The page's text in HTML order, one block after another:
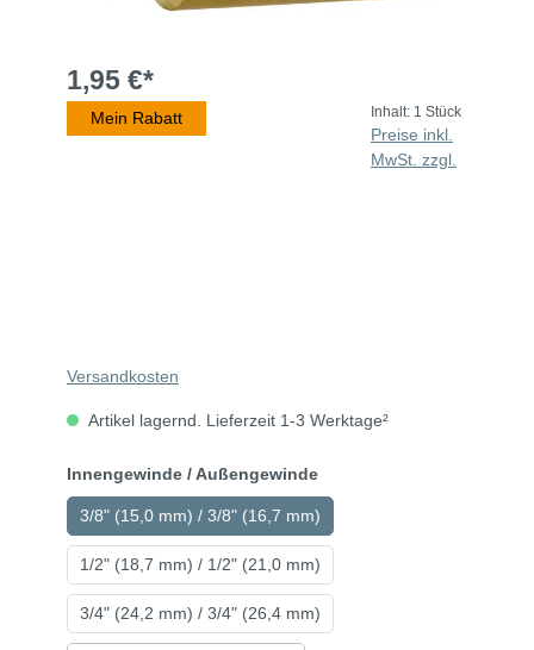
1,95 €*
Mein Rabatt Inhalt: 1 Stück
Preise inkl.
MwSt. zzgl.
Versandkosten
Artikel lagernd. Lieferzeit 1-3 Werktage²
Innengewinde / Außengewinde
3/8" (15,0 mm) / 3/8" (16,7 mm)
1/2" (18,7 mm) / 1/2" (21,0 mm)
3/4" (24,2 mm) / 3/4" (26,4 mm)